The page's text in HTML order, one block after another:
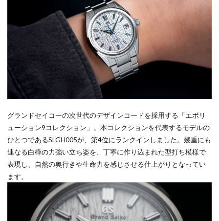
グランドセイコーの次世代のデザインコードを採用する「エボリ
ューション9コレクション」。本コレクションを代表するモデルの
ひとつであるSLGH005が、第4位にランクインしました。幾重にも
連なる白樺の力強い立ち姿を、丁寧に作り込まれた型打ち模様で
表現し、自然の奥行きや生命力を感じさせる仕上がりとなってい
ます。